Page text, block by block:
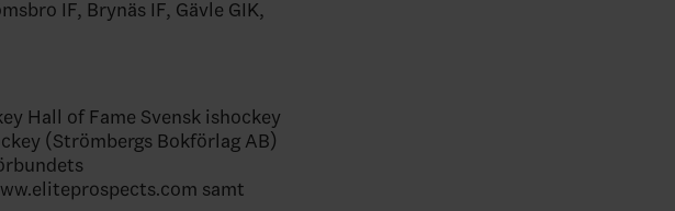
IF, Brynäs IF, Gävle GIK,
Hall of Fame Svensk ishockey
(Strömbergs Bokförlag AB)
samt